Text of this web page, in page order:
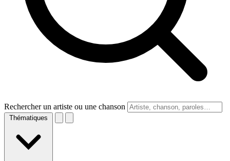
Rechercher un artiste ou une chanson
Thématiques